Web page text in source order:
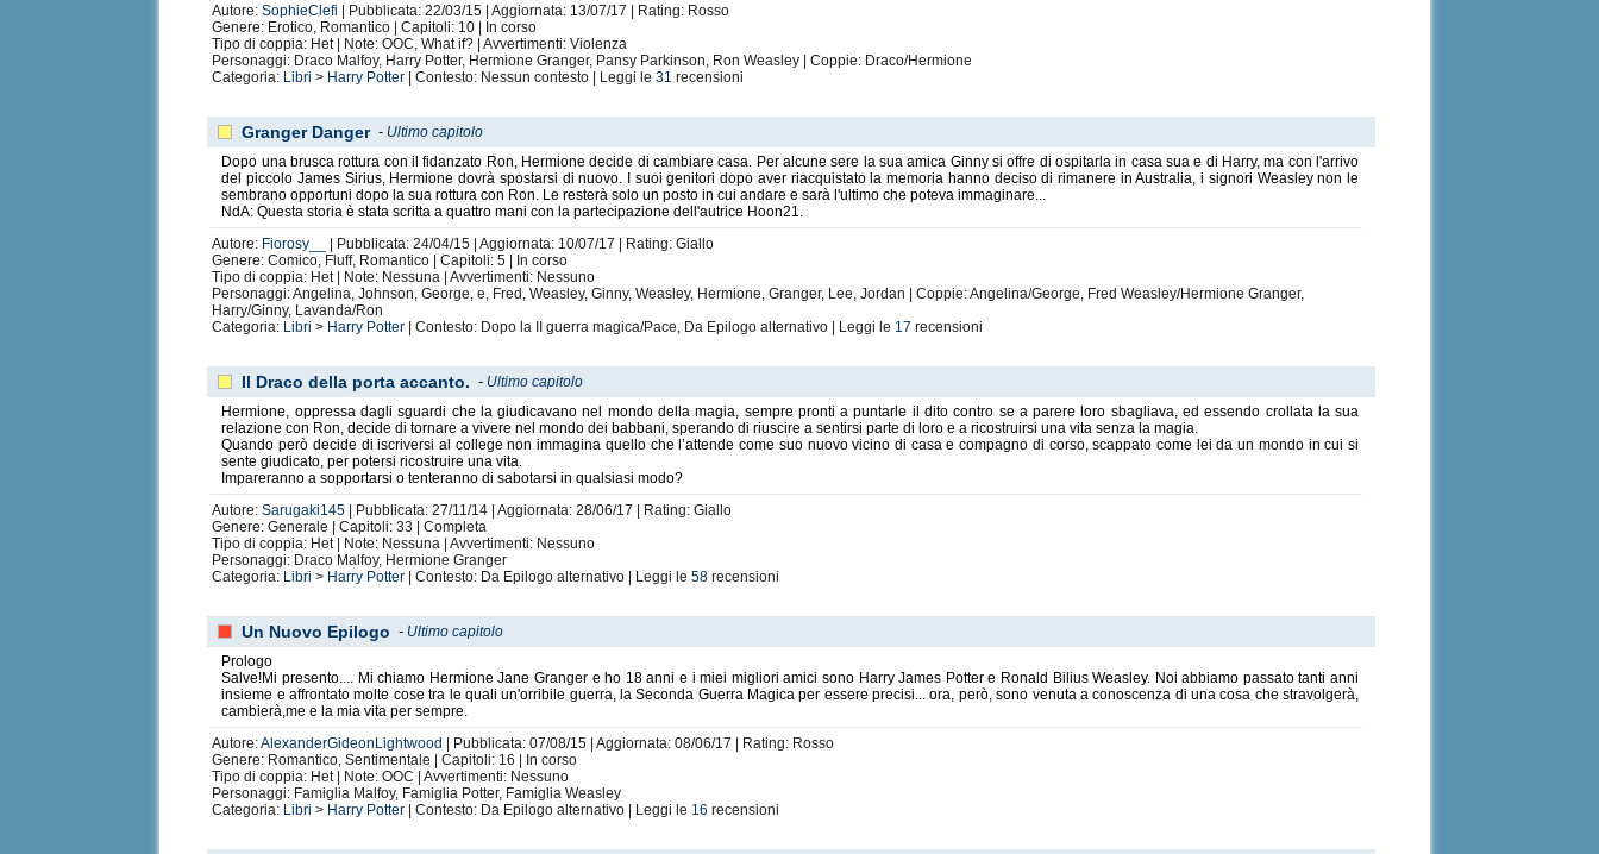
Autore:SophieClefi
| Pubblicata: 22/03/15 | Aggiornata: 13/07/17 | Rating: Rosso
Genere: Erotico, Romantico | Capitoli: 10 | In corso
Tipo di coppia: Het | Note: OOC, What if? | Avvertimenti: Violenza
Personaggi: Draco Malfoy, Harry Potter, Hermione Granger, Pansy Parkinson, Ron Weasley | Coppie: Draco/Hermione
Categoria: Libri > Harry Potter | Contesto: Nessun contesto | Leggi le31 recensioni
Granger Danger - Ultimo capitolo
Dopo una brusca rottura con il fidanzato Ron, Hermione decide di cambiare casa. Per alcune sere la sua amica Ginny si offre di ospitarla in casa sua e di Harry, ma con l'arrivo
del piccolo James Sirius, Hermione dovrà spostarsi di nuovo. I suoi genitori dopo aver riacquistato la memoria hanno deciso di rimanere in Australia, i signori Weasley non le
sembrano opportuni dopo la sua rottura con Ron. Le resterà solo un posto in cui andare e sarà l'ultimo che poteva immaginare...
NdA: Questa storia è stata scritta a quattro mani con la partecipazione dell'autrice Hoon21.
Autore: Fiorosy__
| Pubblicata: 24/04/15 | Aggiornata: 10/07/17 | Rating: Giallo
Genere: Comico, Fluff, Romantico | Capitoli: 5 | In corso
Tipo di coppia: Het | Note: Nessuna | Avvertimenti: Nessuno
Personaggi: Angelina, Johnson, George, e, Fred, Weasley, Ginny, Weasley, Hermione, Granger, Lee, Jordan | Coppie: Angelina/George, Fred Weasley/Hermione Granger,
Harry/Ginny, Lavanda/Ron
Categoria: Libri > Harry Potter | Contesto: Dopo la II guerra magica/Pace, Da Epilogo alternativo | Leggi le 17 recensioni
Il Draco della porta accanto. - Ultimo capitolo
Hermione, oppressa dagli sguardi che la giudicavano nel mondo della magia, sempre pronti a puntarle il dito contro se a parere loro sbagliava, ed essendo crollata la sua
relazione con Ron, decide di tornare a vivere nel mondo dei babbani, sperando di riuscire a sentirsi parte di loro e a ricostruirsi una vita senza la magia.
Quando però decide di iscriversi al college non immagina quello che l’attende come suo nuovo vicino di casa e compagno di corso, scappato come lei da un mondo in cui si
sente giudicato, per potersi ricostruire una vita.
Impareranno a sopportarsi o tenteranno di sabotarsi in qualsiasi modo?
Autore:Sarugaki145 | Pubblicata: 27/11/14 | Aggiornata: 28/06/17 | Rating: Giallo
Genere: Generale | Capitoli: 33 | Completa
Tipo di coppia: Het | Note: Nessuna | Avvertimenti: Nessuno
Personaggi: Draco Malfoy, Hermione Granger
Categoria: Libri > Harry Potter | Contesto: Da Epilogo alternativo | Leggi le58 recensioni
Un Nuovo Epilogo - Ultimo capitolo
Prologo
Salve!Mi presento.... Mi chiamo Hermione Jane Granger e ho 18 anni e i miei migliori amici sono Harry James Potter e Ronald Bilius Weasley. Noi abbiamo passato tanti anni
insieme e affrontato molte cose tra le quali un'orribile guerra, la Seconda Guerra Magica per essere precisi... ora, però, sono venuta a conoscenza di una cosa che stravolgerà,
cambierà,me e la mia vita per sempre.
Autore:AlexanderGideonLightwood
| Pubblicata: 07/08/15 | Aggiornata: 08/06/17 | Rating: Rosso
Genere: Romantico, Sentimentale | Capitoli: 16 | In corso
Tipo di coppia: Het | Note: OOC | Avvertimenti: Nessuno
Personaggi: Famiglia Malfoy, Famiglia Potter, Famiglia Weasley
Categoria: Libri > Harry Potter | Contesto: Da Epilogo alternativo | Leggi le 16 recensioni